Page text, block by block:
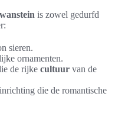
is zowel gedurfd
sieren.
ornamenten.
de rijke cultuur van de
die de romantische